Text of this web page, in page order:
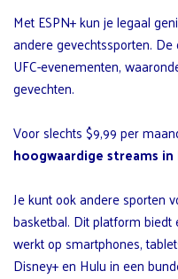
Met ESPN+ kun je legaal
andere gevechtssporten.
UFC-evenementen,
gevechten.
Voor slechts $9,99 per
hoogwaardige streams
Je kunt ook andere sporten
basketbal. Dit platform
werkt op smartphones,
Disney+ en Hulu in een